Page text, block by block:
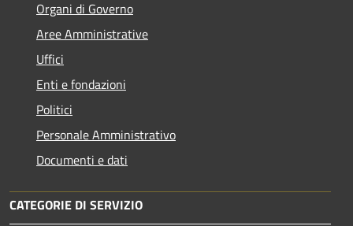
Organi di Governo
Aree Amministrative
Uffici
Enti e fondazioni
Politici
Personale Amministrativo
Documenti e dati
CATEGORIE DI SERVIZIO